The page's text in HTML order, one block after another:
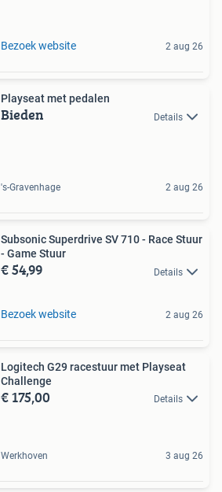
Bezoek website 2 aug 26
Playseat met pedalen
Bieden Details
's-Gravenhage 2 aug 26
Subsonic Superdrive SV 710 - Race Stuur
- Game Stuur
€ 54,99 Details
Bezoek website 2 aug 26
Logitech G29 racestuur met Playseat
Challenge
€ 175,00 Details
Werkhoven 3 aug 26